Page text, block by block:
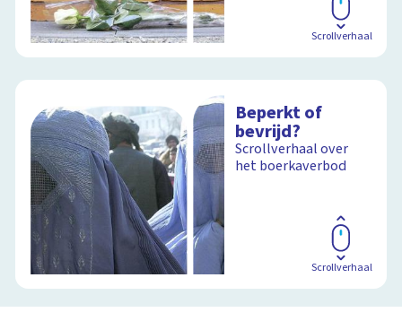
Scrollverhaal
Beperkt of
bevrijd?
Scrollverhaal over
het boerkaverbod
Scrollverhaal